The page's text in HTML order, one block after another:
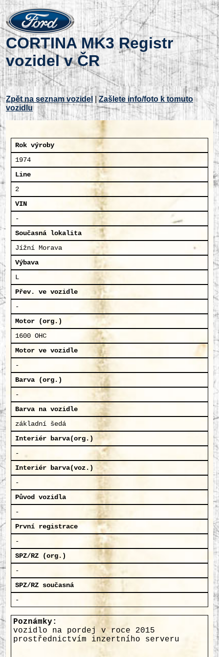
CORTINA MK3 Registr
vozidel v ČR
Zpět na seznam vozidel
Zašlete info/foto k tomuto
vozidlu
Rok výroby
1974
Line
2
VIN
-
Současná lokalita
Jížní Morava
Výbava
L
Přev. ve vozidle
-
Motor (org.)
1600 OHC
Motor ve vozidle
-
Barva (org.)
-
Barva na vozidle
základní šedá
Interiér barva(org.)
-
Interiér barva(voz.)
-
Původ vozidla
-
První registrace
-
SPZ/RZ (org.)
-
SPZ/RZ současná
-
Poznámky:
vozidlo na pordej v roce 2015
prostřednictvím inzertního serveru